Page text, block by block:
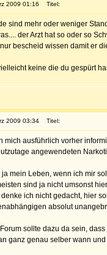
2009 01:16 Titel:
sind mehr oder weniger
der Arzt hat so oder so
bescheid wissen damit er
keine die du gespürt
2009 03:34 Titel:
mich ausführlich vorher
angewendeten
ja mein Leben, wenn ich mir
sind ja nicht umsonst
ich nicht gedacht, hier
absolut
sollte dazu da sein,
ganz genau selber wann